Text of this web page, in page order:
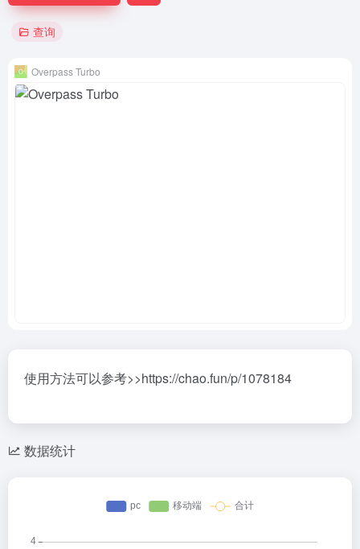
查询
Overpass Turbo
使用方法可以参考>>https://chao.fun/p/1078184
数据统计